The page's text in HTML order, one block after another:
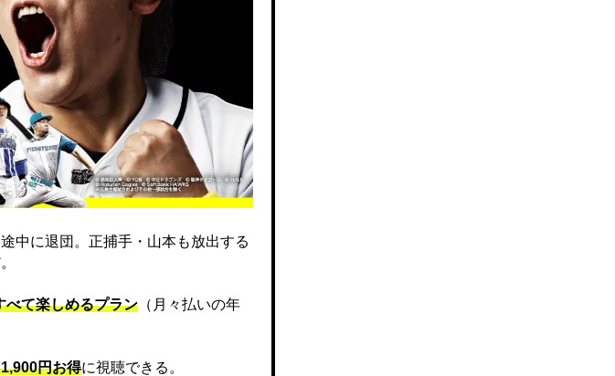
中に退団。正捕手・山本も放出する
べて楽しめるプラン （月々払いの年
円お得に視聴できる。